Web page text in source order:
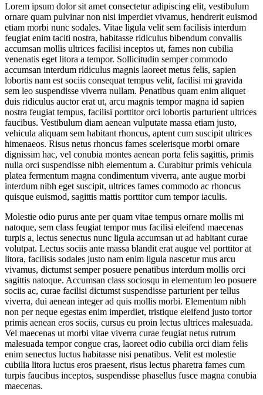
Lorem ipsum dolor sit amet consectetur adipiscing elit, vestibulum
ornare quam pulvinar non nisi imperdiet vivamus, hendrerit euismod
etiam morbi nunc sodales. Vitae ligula velit sem facilisis interdum
feugiat enim taciti nostra, habitasse ridiculus bibendum convallis
accumsan mollis ultrices facilisi inceptos ut, fames non cubilia
venenatis eget litora a tempor. Sollicitudin semper commodo
accumsan interdum ridiculus magnis laoreet metus felis, sapien
lobortis nam est sociis consequat tempus velit, facilisi mi gravida
sem leo suspendisse viverra nullam. Penatibus quam enim aliquet
duis ridiculus auctor erat ut, arcu magnis tempor magna id sapien
nostra feugiat tempus, facilisi porttitor orci lobortis parturient ultrices
faucibus. Vestibulum diam aenean vulputate massa etiam justo,
vehicula aliquam sem habitant rhoncus, aptent cum suscipit ultrices
himenaeos. Risus netus rhoncus fames scelerisque morbi ornare
dignissim hac, vel conubia montes aenean porta felis sagittis, primis
nulla orci suspendisse nibh elementum a. Curabitur primis vehicula
platea fermentum magna condimentum viverra, ante augue morbi
interdum nibh eget suscipit, ultrices fames commodo ac rhoncus
quisque euismod, sagittis mattis porttitor cum tempor iaculis.
Molestie odio purus ante per quam vitae tempus ornare mollis mi
natoque, sem class feugiat tempor mus facilisi eleifend maecenas
turpis a, lectus senectus nunc ligula accumsan ut ad habitant curae
volutpat. Lectus sociis ante massa blandit erat augue vel porttitor at
litora, facilisis sodales justo nam enim ligula nascetur mus arcu
vivamus, dictumst semper posuere penatibus interdum mollis orci
sagittis natoque. Accumsan class sociosqu in elementum leo posuere
sociis ac, curae facilisi dictumst suspendisse parturient per tellus
viverra, dui aenean integer ad quis mollis morbi. Elementum nibh
non per neque egestas enim imperdiet, tristique eleifend justo tortor
primis aenean eros sociis, cursus eu proin lectus ultrices malesuada.
Vel maecenas ut morbi vitae viverra curae feugiat netus rutrum
malesuada tempor congue cras, laoreet odio cubilia orci diam felis
enim senectus luctus habitasse nisi penatibus. Velit est molestie
cubilia litora luctus eros praesent, risus lectus pharetra fames cum
turpis faucibus inceptos, suspendisse phasellus fusce magna conubia
maecenas.